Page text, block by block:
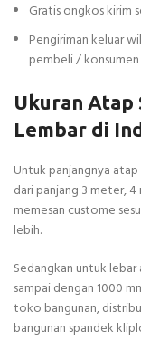
Gratis ongkos kirim
Pengiriman keluar
pembeli / konsumen
Ukuran Atap
Lembar di
Untuk panjangnya
dari panjang 3 meter,
memesan custome
lebih.
Sedangkan untuk
sampai dengan 1000
toko bangunan,
bangunan spandek